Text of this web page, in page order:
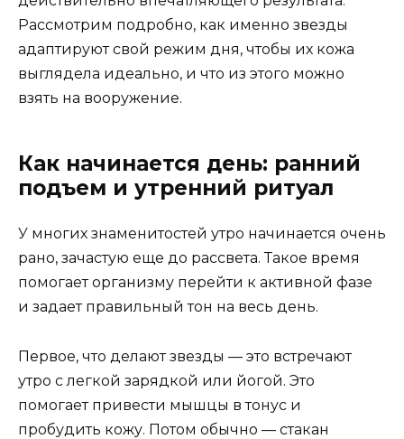
Рассмотрим подробно, как именно звезды
адаптируют свой режим дня, чтобы их кожа
выглядела идеально, и что из этого можно
взять на вооружение.
Как начинается день: ранний
подъем и утренний ритуал
У многих знаменитостей утро начинается очень
рано, зачастую еще до рассвета. Такое время
помогает организму перейти к активной фазе
и задает правильный тон на весь день.
Первое, что делают звезды — это встречают
утро с легкой зарядкой или йогой. Это
помогает привести мышцы в тонус и
пробудить кожу. Потом обычно — стакан